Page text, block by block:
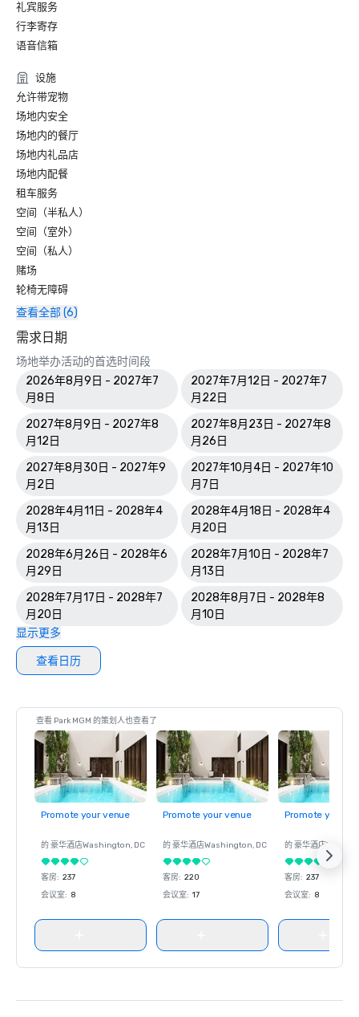
礼宾服务
行李寄存
语音信箱
设施
允许带宠物
场地内安全
场地内的餐厅
场地内礼品店
场地内配餐
租车服务
空间（半私人）
空间（室外）
空间（私人）
赌场
轮椅无障碍
查看全部 (6)
需求日期
场地举办活动的首选时间段
2026年8月9日 - 2027年7
月8日
2027年7月12日 - 2027年7
月22日
2027年8月9日 - 2027年8
月12日
2027年8月23日 - 2027年8
月26日
2027年8月30日 - 2027年9
月2日
2027年10月4日 - 2027年10
月7日
2028年4月11日 - 2028年4
月13日
2028年4月18日 - 2028年4
月20日
2028年6月26日 - 2028年6
月29日
2028年7月10日 - 2028年7
月13日
2028年7月17日 - 2028年7
月20日
2028年8月7日 - 2028年8
月10日
显示更多
查看日历
查看 Park MGM 的策划人也查看了
Promote your venue
的 豪华酒店Washington, DC
客房: 237
会议室: 8
Promote your venue
的 豪华酒店Washington, DC
客房: 220
会议室: 17
Promote your
的 豪华酒店
客房: 237
会议室: 8